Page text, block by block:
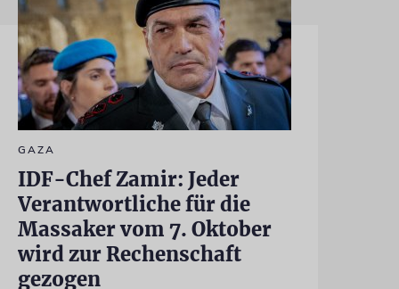
GAZA
IDF-Chef Zamir: Jeder
Verantwortliche für die
Massaker vom 7. Oktober
wird zur Rechenschaft
gezogen